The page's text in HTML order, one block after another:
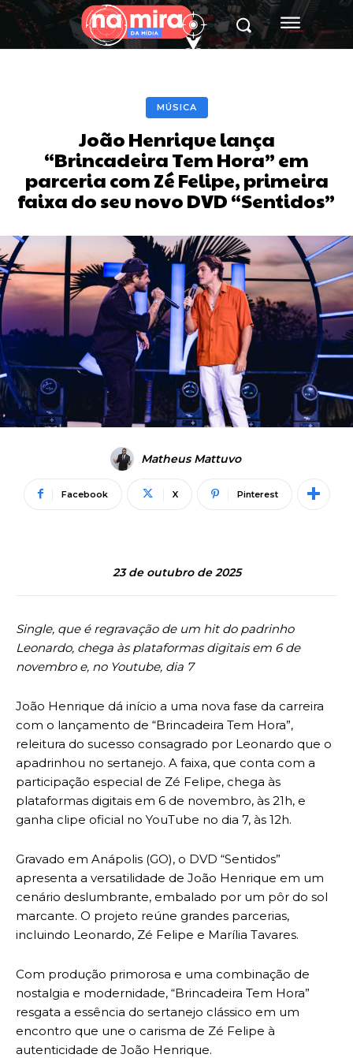
MÚSICA
João Henrique lança
“Brincadeira Tem Hora” em
parceria com Zé Felipe, primeira
faixa do seu novo DVD “Sentidos”
Matheus Mattuvo
Facebook X Pinterest
23 de outubro de 2025
Single, que é regravação de um hit do padrinho
Leonardo, chega às plataformas digitais em 6 de
novembro e, no Youtube, dia 7
João Henrique dá início a uma nova fase da carreira
com o lançamento de “Brincadeira Tem Hora”,
releitura do sucesso consagrado por Leonardo que o
apadrinhou no sertanejo. A faixa, que conta com a
participação especial de Zé Felipe, chega às
plataformas digitais em 6 de novembro, às 21h, e
ganha clipe oficial no YouTube no dia 7, às 12h.
Gravado em Anápolis (GO), o DVD “Sentidos”
apresenta a versatilidade de João Henrique em um
cenário deslumbrante, embalado por um pôr do sol
marcante. O projeto reúne grandes parcerias,
incluindo Leonardo, Zé Felipe e Marília Tavares.
Com produção primorosa e uma combinação de
nostalgia e modernidade, “Brincadeira Tem Hora”
resgata a essência do sertanejo clássico em um
encontro que une o carisma de Zé Felipe à
autenticidade de João Henrique.